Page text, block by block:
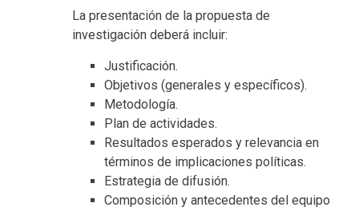
La presentación de la propuesta de
investigación deberá incluir:
Justificación.
Objetivos (generales y específicos).
Metodología.
Plan de actividades.
Resultados esperados y relevancia en
términos de implicaciones políticas.
Estrategia de difusión.
Composición y antecedentes del equipo